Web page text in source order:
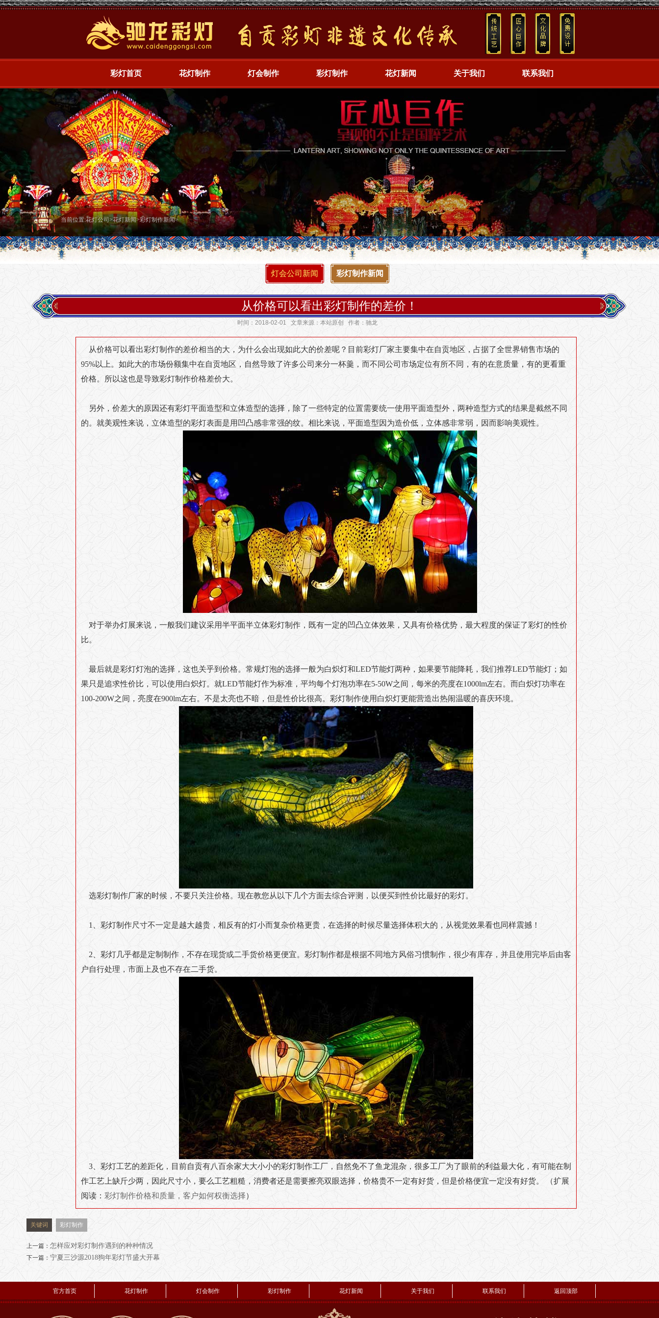
彩灯首页 花灯制作 灯会制作 彩灯制作 花灯新闻 关于我们 联系我们
当前位置:花灯公司 >花灯新闻>彩灯制作新闻>
灯会公司新闻 彩灯制作新闻
从价格可以看出彩灯制作的差价！
时间：2018-02-01 文章来源：本站原创 作者：驰龙
从价格可以看出彩灯制作的差价相当的大，为什么会出现如此大的价差呢？目前彩灯厂家主要集中在自贡地区，占据了全世界销售市场的
95%以上。如此大的市场份额集中在自贡地区，自然导致了许多公司来分一杯羹，而不同公司市场定位有所不同，有的在意质量，有的更看重
价格。所以这也是导致彩灯制作价格差价大。
另外，价差大的原因还有彩灯平面造型和立体造型的选择，除了一些特定的位置需要统一使用平面造型外，两种造型方式的结果是截然不同
的。就美观性来说，立体造型的彩灯表面是用凹凸感非常强的纹。相比来说，平面造型因为造价低，立体感非常弱，因而影响美观性。
对于举办灯展来说，一般我们建议采用半平面半立体彩灯制作，既有一定的凹凸立体效果，又具有价格优势，最大程度的保证了彩灯的性价
比。
最后就是彩灯灯泡的选择，这也关乎到价格。常规灯泡的选择一般为白炽灯和LED节能灯两种，如果要节能降耗，我们推荐LED节能灯；如
果只是追求性价比，可以使用白炽灯。就LED节能灯作为标准，平均每个灯泡功率在5-50W之间，每米的亮度在1000lm左右。而白炽灯功率在
100-200W之间，亮度在900lm左右。不是太亮也不暗，但是性价比很高。彩灯制作使用白炽灯更能营造出热闹温暖的喜庆环境。
选彩灯制作厂家的时候，不要只关注价格。现在教您从以下几个方面去综合评测，以便买到性价比最好的彩灯。
1、彩灯制作尺寸不一定是越大越贵，相反有的灯小而复杂价格更贵，在选择的时候尽量选择体积大的，从视觉效果看也同样震撼！
2、彩灯几乎都是定制制作，不存在现货或二手货价格更便宜。彩灯制作都是根据不同地方风俗习惯制作，很少有库存，并且使用完毕后由客
户自行处理，市面上及也不存在二手货。
3、彩灯工艺的差距化，目前自贡有八百余家大大小小的彩灯制作工厂，自然免不了鱼龙混杂，很多工厂为了眼前的利益最大化，有可能在制
作工艺上缺斤少两，因此尺寸小，要么工艺粗糙，消费者还是需要擦亮双眼选择，价格贵不一定有好货，但是价格便宜一定没有好货。 （扩展
阅读： 彩灯制作价格和质量，客户如何权衡选择）
关键词 彩灯制作
上一篇： 怎样应对彩灯制作遇到的种种情况
下一篇： 宁夏三沙源2018狗年彩灯节盛大开幕
官方首页 花灯制作 灯会制作 彩灯制作 花灯新闻 关于我们 联系我们 返回顶部